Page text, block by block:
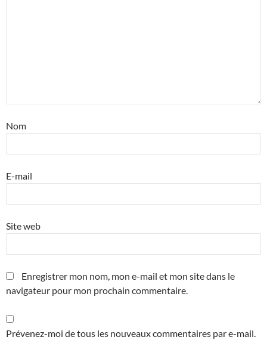
Nom
E-mail
Site web
Enregistrer mon nom, mon e-mail et mon site dans le
navigateur pour mon prochain commentaire.
Prévenez-moi de tous les nouveaux commentaires par e-mail.